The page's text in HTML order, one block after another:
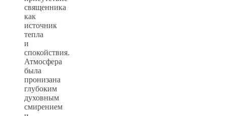
священника
как
источник
тепла
и
спокойствия.
Атмосфера
была
пронизана
глубоким
духовным
смирением